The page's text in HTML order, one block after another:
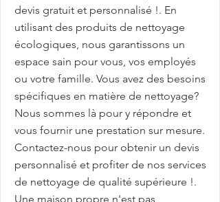
devis gratuit et personnalisé !. En
utilisant des produits de nettoyage
écologiques, nous garantissons un
espace sain pour vous, vos employés
ou votre famille. Vous avez des besoins
spécifiques en matière de nettoyage?
Nous sommes là pour y répondre et
vous fournir une prestation sur mesure.
Contactez-nous pour obtenir un devis
personnalisé et profiter de nos services
de nettoyage de qualité supérieure !.
Une maison propre n'est pas